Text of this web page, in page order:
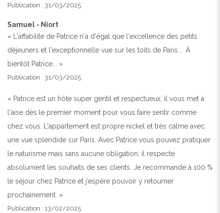
Publication : 31/03/2025
Samuel - Niort
« L'affabilité de Patrice n'a d'égal que l'excellence des petits
déjeuners et l'exceptionnelle vue sur les toits de Paris.... À
bientôt Patrice... »
Publication : 31/03/2025
« Patrice est un hôte super gentil et respectueux, il vous met à
l'aise dès le premier moment pour vous faire sentir comme
chez vous. L'appartement est propre nickel et très calme avec
une vue splendide sur Paris. Avec Patrice vous pouvez pratiquer
le naturisme mais sans aucune obligation, il respecte
absolument les souhaits de ses clients. Je recommande à 100 %
le séjour chez Patrice et j’espère pouvoir y retourner
prochainement. »
Publication : 13/02/2025